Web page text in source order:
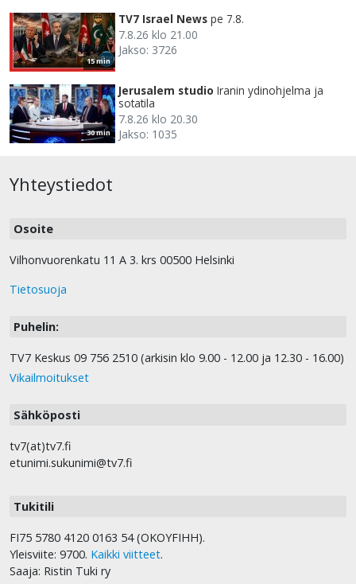
15 min
TV7 Israel News pe 7.8.
7.8.26 klo 21.00
Jakso: 3726
30 min
Jerusalem studio Iranin ydinohjelma ja
sotatila
7.8.26 klo 20.30
Jakso: 1035
Yhteystiedot
Osoite
Vilhonvuorenkatu 11 A 3. krs 00500 Helsinki
Tietosuoja
Puhelin:
TV7 Keskus 09 756 2510 (arkisin klo 9.00 - 12.00 ja 12.30 - 16.00)
Vikailmoitukset
Sähköposti
tv7(at)tv7.fi
etunimi.sukunimi@tv7.fi
Tukitili
FI75 5780 4120 0163 54 (OKOYFIHH).
Yleisviite: 9700. Kaikki viitteet.
Saaja: Ristin Tuki ry